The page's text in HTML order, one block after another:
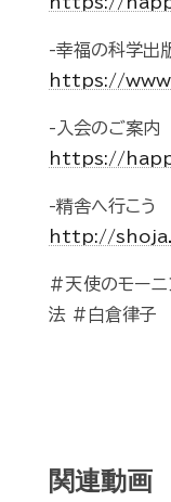
-幸福の科学出
https://
-入会のご案内
https://
-精舎へ行こう
http://
#天使のモー
法 #白倉律子
関連動画